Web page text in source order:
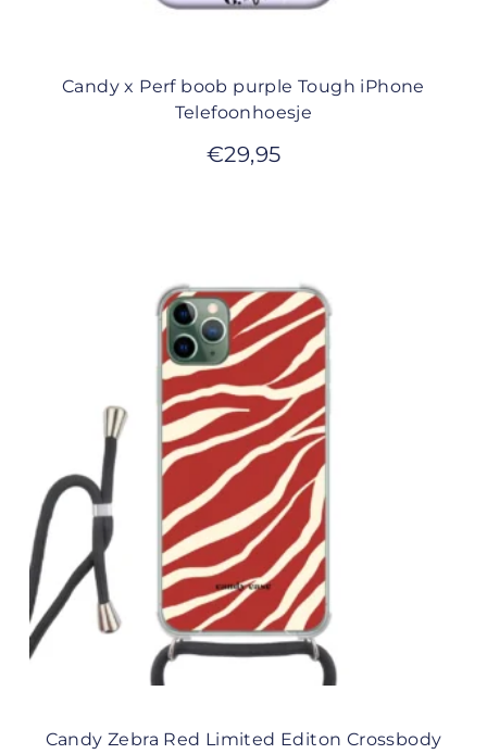
Candy x Perf boob purple Tough iPhone
Telefoonhoesje
€29,95
Candy Zebra Red Limited Editon Crossbody